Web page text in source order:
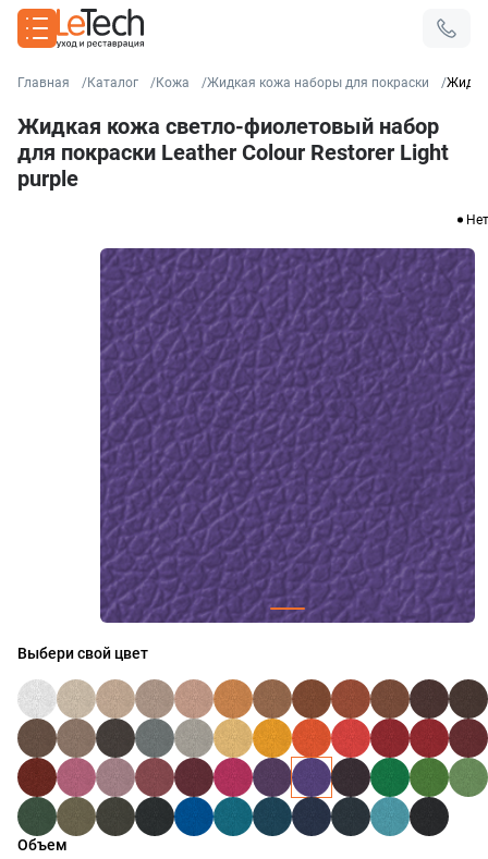
Главная Каталог Кожа Жидкая кожа наборы для покраски
Жидкая кожа светло-фиолетовый набор
для покраски Leather Colour Restorer Light
purple
Выбери свой цвет
Объем